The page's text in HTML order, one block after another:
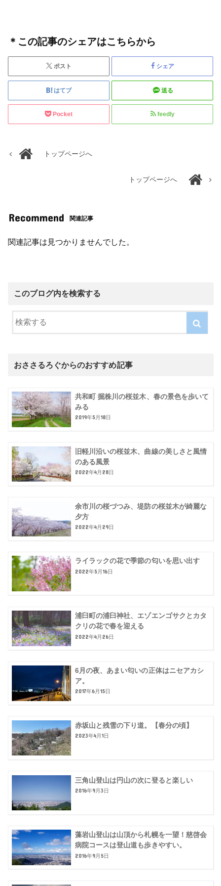
＊この記事のシェアはこちらから
ポスト シェア
はてブ 送る
Pocket feedly
トップページへ
トップページへ
Recommend 関連記事
関連記事は見つかりませんでした。
このブログ内を検索する
おささるろぐからのおすすめ記事
共和町 掘株川の桜並木、春の景色を歩いて
みる
2019年5月18日
旧軽川沿いの桜並木、曲線の美しさと風情
のある風景
2022年4月28日
余市川の桜づつみ、堤防の桜並木が綺麗な
夕方
2022年4月29日
ライラックの花で季節の匂いを思い出す
2022年5月16日
浦臼町の浦臼神社、エゾエンゴサクとカタ
クリの花で春を迎える
2022年4月26日
6月の夜、あまい匂いの正体はニセアカシ
ア。
2017年6月15日
赤坂山と残雪の下り道。【春分の頃】
2023年4月1日
三角山登山は円山の次に登ると楽しい
2016年9月3日
藻岩山登山は山頂から札幌を一望！慈啓会
病院コースは登山道も歩きやすい。
2016年9月5日